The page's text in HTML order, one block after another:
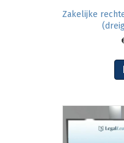
Zakelijke